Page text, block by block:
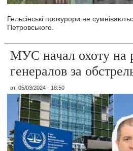
Гельсінські прокурори не
Петровського.
МУС начал охоту на
генералов за
вт, 05/03/2024 - 18:50